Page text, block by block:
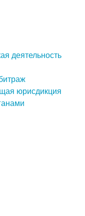
деятельность
юрисдикция